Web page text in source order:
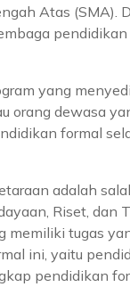
Atas (SMA).
yang
orang dewasa
formal
adalah
Riset, dan
memiliki tugas
ini, yaitu
pendidikan